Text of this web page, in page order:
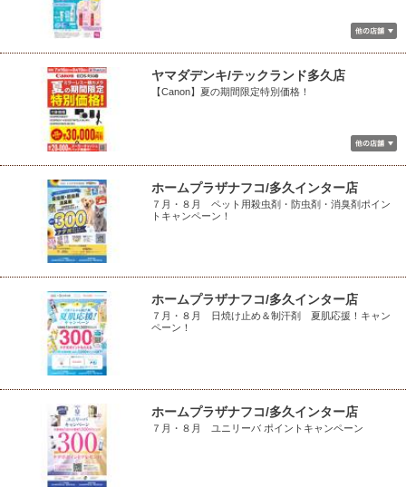
ヤマダデンキ/テックランド多久店
【Canon】夏の期間限定特別価格！
ホームプラザナフコ/多久インター店
７月・８月 ペット用殺虫剤・防虫剤・消臭剤ポイン
トキャンペーン！
ホームプラザナフコ/多久インター店
７月・８月 日焼け止め＆制汗剤 夏肌応援！キャン
ペーン！
ホームプラザナフコ/多久インター店
７月・８月 ユニリーバ ポイントキャンペーン